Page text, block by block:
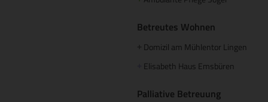
Betreutes Wohnen
Domizil am Mühlentor Lingen
Elisabeth Haus Emsbüren
Palliative Betreuung